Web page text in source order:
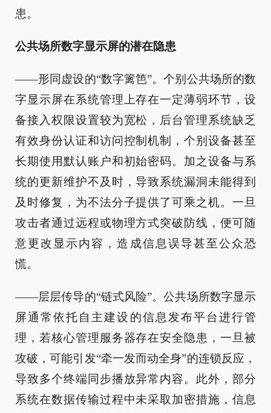
患。
公共场所数字显示屏的潜在隐患
——形同虚设的“数字篱笆”。个别公共场所的数
字显示屏在系统管理上存在一定薄弱环节，设
备接入权限设置较为宽松，后台管理系统缺乏
有效身份认证和访问控制机制，个别设备甚至
长期使用默认账户和初始密码。加之设备与系
统的更新维护不及时，导致系统漏洞未能得到
及时修复，为不法分子提供了可乘之机。一旦
攻击者通过远程或物理方式突破防线，便可随
意更改显示内容，造成信息误导甚至公众恐
慌。
——层层传导的“链式风险”。公共场所数字显示
屏通常依托自主建设的信息发布平台进行管
理，若核心管理服务器存在安全隐患，一旦被
攻破，可能引发“牵一发而动全身”的连锁反应，
导致多个终端同步播放异常内容。此外，部分
系统在数据传输过程中未采取加密措施，信息